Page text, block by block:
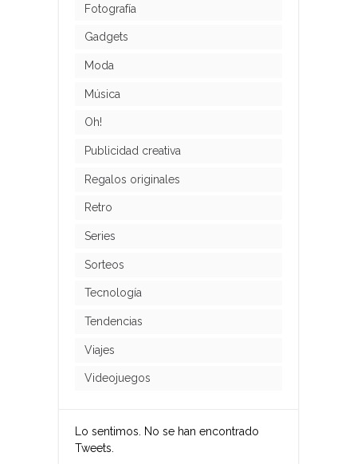
Fotografía
Gadgets
Moda
Música
Oh!
Publicidad creativa
Regalos originales
Retro
Series
Sorteos
Tecnología
Tendencias
Viajes
Videojuegos
Lo sentimos. No se han encontrado
Tweets.